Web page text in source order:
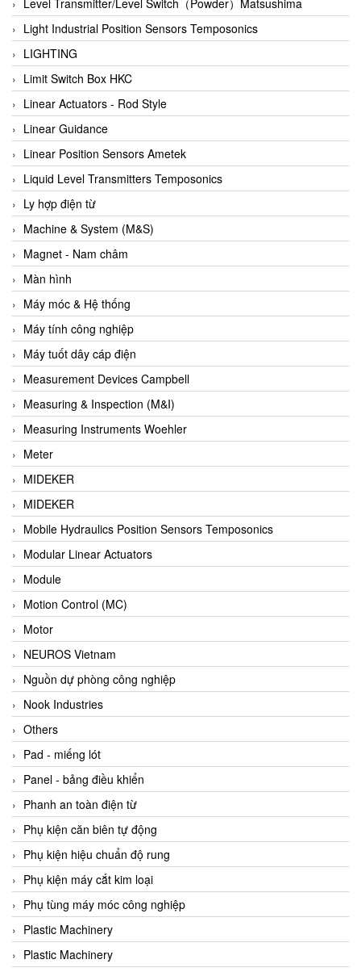
Autec
Auto Flow
Automatic valve
Aventics
Avproglobal
Axiomtek
AZBIL
B&C Electronics
B&R
Babcok wilcox
Baelz Automatic Vietnam
Bahr Modultechnik Vietnam
Balluff
BamBo Vietnam
Barel Vietnam
Barksdale
Bartec
Basco
Baumer
Baumuller Vietnam
Baykee
BBC Bircher Smart Access
BCS ITALY
BEA SENSORS
Beacon Extender
Beckhoff
Bedook
Bei Sensor
Beijer
Beinlich-pumps
Beka
BEKO
Belimo
Benetech Vietnam
Bently Nevada
Bentone Vietnam
Bernstein Vietnam
Berthold
Light Industrial Position Sensors Temposonics
LIGHTING
Limit Switch Box HKC
Linear Actuators - Rod Style
Linear Guidance
Linear Position Sensors Ametek
Liquid Level Transmitters Temposonics
Ly hợp điện từ
Machine & System (M&S)
Magnet - Nam châm
Màn hình
Máy móc & Hệ thống
Máy tính công nghiệp
Máy tuốt dây cáp điện
Measurement Devices Campbell
Measuring & Inspection (M&I)
Measuring Instruments Woehler
Meter
MIDEKER
MIDEKER
Mobile Hydraulics Position Sensors Temposonics
Modular Linear Actuators
Module
Motion Control (MC)
Motor
NEUROS Vietnam
Nguồn dự phòng công nghiệp
Nook Industries
Others
Pad - miếng lót
Panel - bảng điều khiển
Phanh an toàn điện từ
Phụ kiện căn biên tự động
Phụ kiện hiệu chuẩn độ rung
Phụ kiện máy cắt kim loại
Phụ tùng máy móc công nghiệp
Plastic Machinery
Plastic Machinery